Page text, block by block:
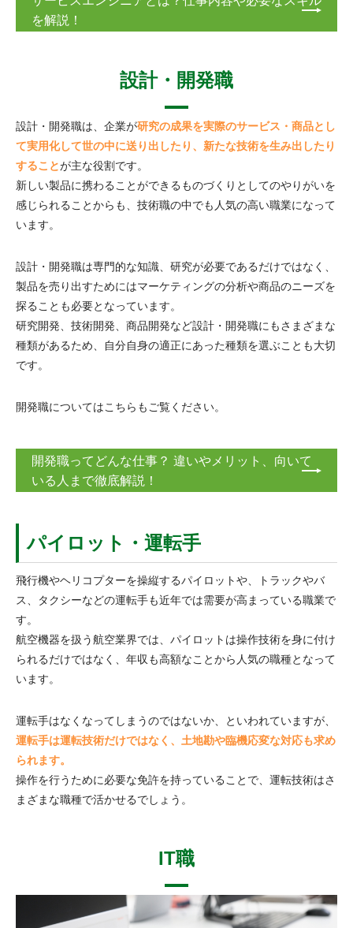
を解説！
設計・開発職
設計・開発職は、企業が研究の成果を実際のサービス・商品とし
て実用化して世の中に送り出したり、新たな技術を生み出したり
することが主な役割です。
新しい製品に携わることができるものづくりとしてのやりがいを
感じられることからも、技術職の中でも人気の高い職業になって
います。
設計・開発職は専門的な知識、研究が必要であるだけではなく、
製品を売り出すためにはマーケティングの分析や商品のニーズを
探ることも必要となっています。
研究開発、技術開発、商品開発など設計・開発職にもさまざまな
種類があるため、自分自身の適正にあった種類を選ぶことも大切
です。
開発職についてはこちらもご覧ください。
開発職ってどんな仕事？ 違いやメリット、向いて
いる人まで徹底解説！
パイロット・運転手
飛行機やヘリコプターを操縦するパイロットや、トラックやバ
ス、タクシーなどの運転手も近年では需要が高まっている職業で
す。
航空機器を扱う航空業界では、パイロットは操作技術を身に付け
られるだけではなく、年収も高額なことから人気の職種となって
います。
運転手はなくなってしまうのではないか、といわれていますが、
運転手は運転技術だけではなく、土地勘や臨機応変な対応も求め
られます。
操作を行うために必要な免許を持っていることで、運転技術はさ
まざまな職種で活かせるでしょう。
IT職